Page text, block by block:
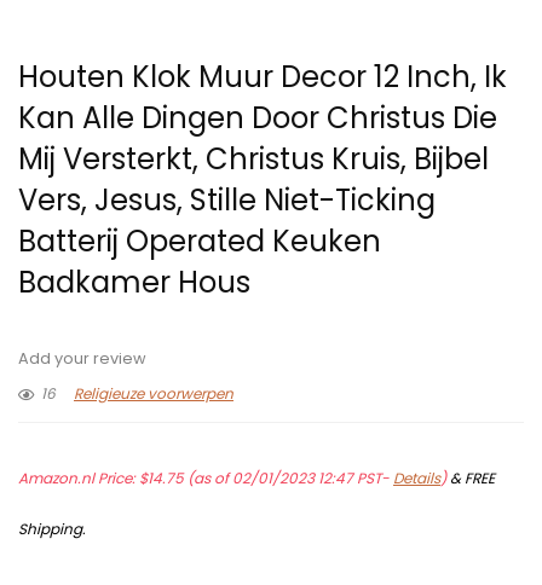
Houten Klok Muur Decor 12 Inch, Ik
Kan Alle Dingen Door Christus Die
Mij Versterkt, Christus Kruis, Bijbel
Vers, Jesus, Stille Niet-Ticking
Batterij Operated Keuken
Badkamer Hous
Add your review
16
Religieuze voorwerpen
Amazon.nl Price:$14.75(as of 02/01/2023 12:47 PST- Details)&FREE
Shipping.